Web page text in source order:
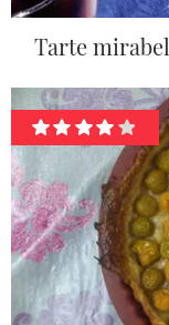
Tarte